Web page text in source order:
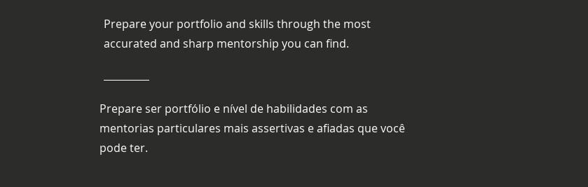
Prepare your portfolio and skills through the most
accurated and sharp mentorship you can find.
Prepare ser portfólio e nível de habilidades com as
mentorias particulares mais assertivas e afiadas que você
pode ter.